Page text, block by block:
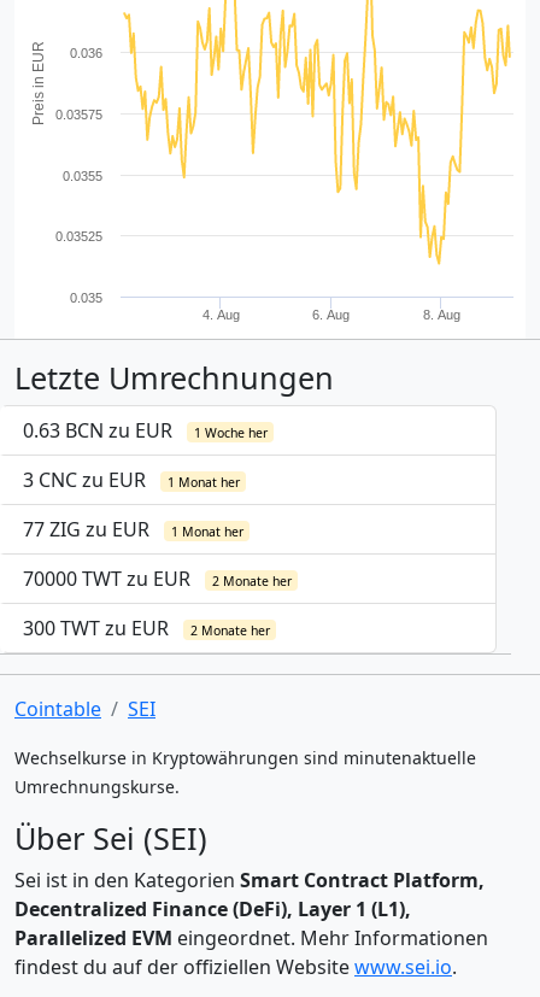
Preis in EUR
4. Aug 6. Aug 8. Aug
0.035
0.03525
0.0355
0.03575
0.036
Letzte Umrechnungen
0.63 BCN zu EUR 1 Woche her
3 CNC zu EUR 1 Monat her
77 ZIG zu EUR 1 Monat her
70000 TWT zu EUR 2 Monate her
300 TWT zu EUR 2 Monate her
Cointable SEI
Wechselkurse in Kryptowährungen sind minutenaktuelle
Umrechnungskurse.
Über Sei (SEI)
Sei ist in den Kategorien Smart Contract Platform,
Decentralized Finance (DeFi), Layer 1 (L1),
Parallelized EVM eingeordnet. Mehr Informationen
findest du auf der offiziellen Websitewww.sei.io.